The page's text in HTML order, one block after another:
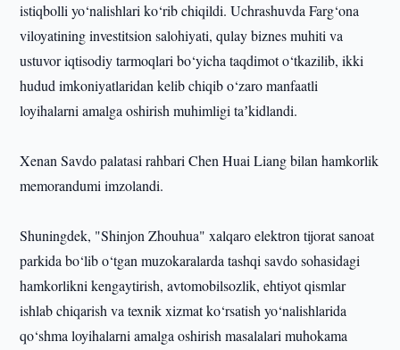
istiqbolli yo‘nalishlari ko‘rib chiqildi. Uchrashuvda Farg‘ona
viloyatining investitsion salohiyati, qulay biznes muhiti va
ustuvor iqtisodiy tarmoqlari bo‘yicha taqdimot o‘tkazilib, ikki
hudud imkoniyatlaridan kelib chiqib o‘zaro manfaatli
loyihalarni amalga oshirish muhimligi taʼkidlandi.
Xenan Savdo palatasi rahbari Chen Huai Liang bilan hamkorlik
memorandumi imzolandi.
Shuningdek, "Shinjon Zhouhua" xalqaro elektron tijorat sanoat
parkida bo‘lib o‘tgan muzokaralarda tashqi savdo sohasidagi
hamkorlikni kengaytirish, avtomobilsozlik, ehtiyot qismlar
ishlab chiqarish va texnik xizmat ko‘rsatish yo‘nalishlarida
qo‘shma loyihalarni amalga oshirish masalalari muhokama